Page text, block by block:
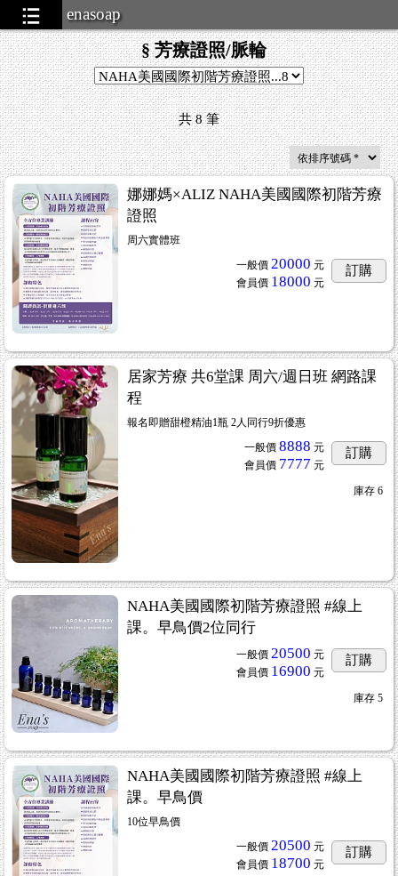
enasoap
§ 芳療證照/脈輪
共8筆
娜娜媽×ALIZ NAHA美國國際初階芳療
證照
周六實體班
一般價 20000 元
會員價 18000 元
訂購
居家芳療 共6堂課 周六/週日班 網路課
程
報名即贈甜橙精油1瓶 2人同行9折優惠
一般價 8888 元
會員價 7777 元
訂購
庫存 6
NAHA美國國際初階芳療證照 #線上
課。早鳥價2位同行
一般價 20500 元
會員價 16900 元
訂購
庫存 5
NAHA美國國際初階芳療證照 #線上
課。早鳥價
10位早鳥價
一般價 20500 元
會員價 18700 元
訂購